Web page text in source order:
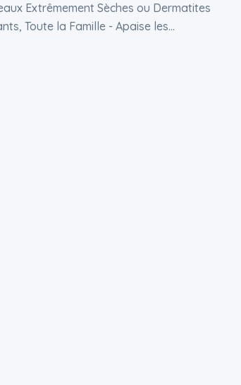
Extrêmement Sèches ou Dermatites
Toute la Famille - Apaise les